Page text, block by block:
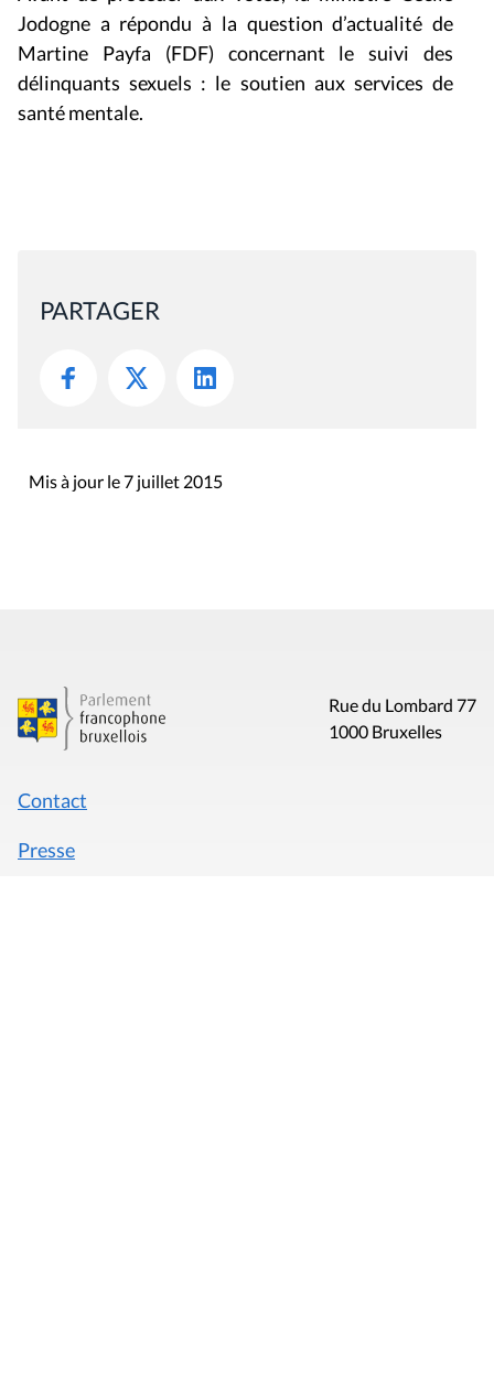
Jodogne a répondu à la question d’actualité de
Martine Payfa (FDF) concernant le suivi des
délinquants sexuels : le soutien aux services de
santé mentale.
PARTAGER
Mis à jour le 7 juillet 2015
Rue du Lombard 77
1000 Bruxelles
Contact
Presse